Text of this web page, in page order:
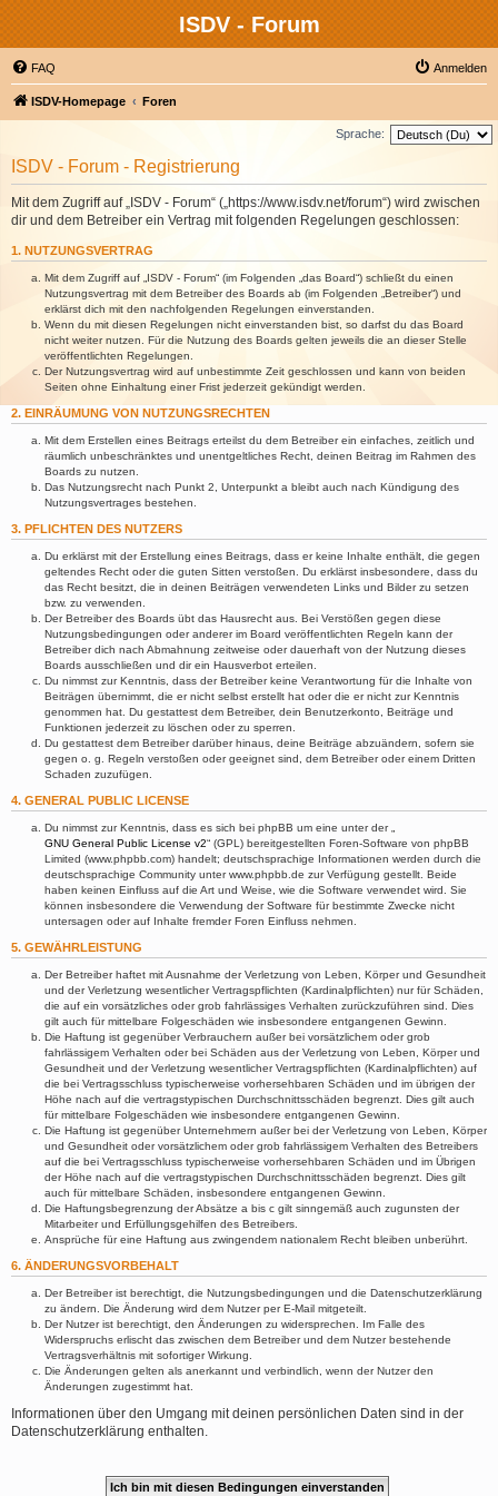
ISDV - Forum
FAQ Anmelden
ISDV-Homepage Foren
Sprache:
ISDV - Forum - Registrierung
Mit dem Zugriff auf „ISDV - Forum“ („https://www.isdv.net/forum“) wird zwischen
dir und dem Betreiber ein Vertrag mit folgenden Regelungen geschlossen:
1. NUTZUNGSVERTRAG
Mit dem Zugriff auf „ISDV - Forum“ (im Folgenden „das Board“) schließt du einen
Nutzungsvertrag mit dem Betreiber des Boards ab (im Folgenden „Betreiber“) und
erklärst dich mit den nachfolgenden Regelungen einverstanden.
Wenn du mit diesen Regelungen nicht einverstanden bist, so darfst du das Board
nicht weiter nutzen. Für die Nutzung des Boards gelten jeweils die an dieser Stelle
veröffentlichten Regelungen.
Der Nutzungsvertrag wird auf unbestimmte Zeit geschlossen und kann von beiden
Seiten ohne Einhaltung einer Frist jederzeit gekündigt werden.
2. EINRÄUMUNG VON NUTZUNGSRECHTEN
Mit dem Erstellen eines Beitrags erteilst du dem Betreiber ein einfaches, zeitlich und
räumlich unbeschränktes und unentgeltliches Recht, deinen Beitrag im Rahmen des
Boards zu nutzen.
Das Nutzungsrecht nach Punkt 2, Unterpunkt a bleibt auch nach Kündigung des
Nutzungsvertrages bestehen.
3. PFLICHTEN DES NUTZERS
Du erklärst mit der Erstellung eines Beitrags, dass er keine Inhalte enthält, die gegen
geltendes Recht oder die guten Sitten verstoßen. Du erklärst insbesondere, dass du
das Recht besitzt, die in deinen Beiträgen verwendeten Links und Bilder zu setzen
bzw. zu verwenden.
Der Betreiber des Boards übt das Hausrecht aus. Bei Verstößen gegen diese
Nutzungsbedingungen oder anderer im Board veröffentlichten Regeln kann der
Betreiber dich nach Abmahnung zeitweise oder dauerhaft von der Nutzung dieses
Boards ausschließen und dir ein Hausverbot erteilen.
Du nimmst zur Kenntnis, dass der Betreiber keine Verantwortung für die Inhalte von
Beiträgen übernimmt, die er nicht selbst erstellt hat oder die er nicht zur Kenntnis
genommen hat. Du gestattest dem Betreiber, dein Benutzerkonto, Beiträge und
Funktionen jederzeit zu löschen oder zu sperren.
Du gestattest dem Betreiber darüber hinaus, deine Beiträge abzuändern, sofern sie
gegen o. g. Regeln verstoßen oder geeignet sind, dem Betreiber oder einem Dritten
Schaden zuzufügen.
4. GENERAL PUBLIC LICENSE
Du nimmst zur Kenntnis, dass es sich bei phpBB um eine unter der „
GNU General Public License v2“ (GPL) bereitgestellten Foren-Software von phpBB
Limited (www.phpbb.com) handelt; deutschsprachige Informationen werden durch die
deutschsprachige Community unter www.phpbb.de zur Verfügung gestellt. Beide
haben keinen Einfluss auf die Art und Weise, wie die Software verwendet wird. Sie
können insbesondere die Verwendung der Software für bestimmte Zwecke nicht
untersagen oder auf Inhalte fremder Foren Einfluss nehmen.
5. GEWÄHRLEISTUNG
Der Betreiber haftet mit Ausnahme der Verletzung von Leben, Körper und Gesundheit
und der Verletzung wesentlicher Vertragspflichten (Kardinalpflichten) nur für Schäden,
die auf ein vorsätzliches oder grob fahrlässiges Verhalten zurückzuführen sind. Dies
gilt auch für mittelbare Folgeschäden wie insbesondere entgangenen Gewinn.
Die Haftung ist gegenüber Verbrauchern außer bei vorsätzlichem oder grob
fahrlässigem Verhalten oder bei Schäden aus der Verletzung von Leben, Körper und
Gesundheit und der Verletzung wesentlicher Vertragspflichten (Kardinalpflichten) auf
die bei Vertragsschluss typischerweise vorhersehbaren Schäden und im übrigen der
Höhe nach auf die vertragstypischen Durchschnittsschäden begrenzt. Dies gilt auch
für mittelbare Folgeschäden wie insbesondere entgangenen Gewinn.
Die Haftung ist gegenüber Unternehmern außer bei der Verletzung von Leben, Körper
und Gesundheit oder vorsätzlichem oder grob fahrlässigem Verhalten des Betreibers
auf die bei Vertragsschluss typischerweise vorhersehbaren Schäden und im Übrigen
der Höhe nach auf die vertragstypischen Durchschnittsschäden begrenzt. Dies gilt
auch für mittelbare Schäden, insbesondere entgangenen Gewinn.
Die Haftungsbegrenzung der Absätze a bis c gilt sinngemäß auch zugunsten der
Mitarbeiter und Erfüllungsgehilfen des Betreibers.
Ansprüche für eine Haftung aus zwingendem nationalem Recht bleiben unberührt.
6. ÄNDERUNGSVORBEHALT
Der Betreiber ist berechtigt, die Nutzungsbedingungen und die Datenschutzerklärung
zu ändern. Die Änderung wird dem Nutzer per E-Mail mitgeteilt.
Der Nutzer ist berechtigt, den Änderungen zu widersprechen. Im Falle des
Widerspruchs erlischt das zwischen dem Betreiber und dem Nutzer bestehende
Vertragsverhältnis mit sofortiger Wirkung.
Die Änderungen gelten als anerkannt und verbindlich, wenn der Nutzer den
Änderungen zugestimmt hat.
Informationen über den Umgang mit deinen persönlichen Daten sind in der
Datenschutzerklärung enthalten.